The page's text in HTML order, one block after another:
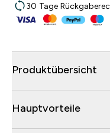
30 Tage
Produktübersicht
Hauptvorteile